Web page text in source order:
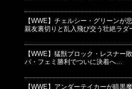
【WWE】チェルシー・グリーンが
親友裏切りと乱入飛び交う壮絶ラダ
【WWE】猛獣ブロック・レスナー
バ・フェミ勝利でついに決着へ…
【WWE】アンダーテイカーが暗黒